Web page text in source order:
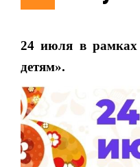
24 июля в рамках
детям».